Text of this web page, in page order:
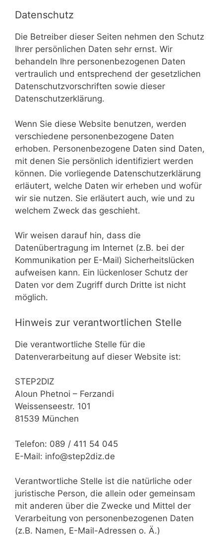
Datenschutz
Die Betreiber dieser Seiten nehmen den Schutz
Ihrer persönlichen Daten sehr ernst. Wir
behandeln Ihre personenbezogenen Daten
vertraulich und entsprechend der gesetzlichen
Datenschutzvorschriften sowie dieser
Datenschutzerklärung.
Wenn Sie diese Website benutzen, werden
verschiedene personenbezogene Daten
erhoben. Personenbezogene Daten sind Daten,
mit denen Sie persönlich identifiziert werden
können. Die vorliegende Datenschutzerklärung
erläutert, welche Daten wir erheben und wofür
wir sie nutzen. Sie erläutert auch, wie und zu
welchem Zweck das geschieht.
Wir weisen darauf hin, dass die
Datenübertragung im Internet (z.B. bei der
Kommunikation per E-Mail) Sicherheitslücken
aufweisen kann. Ein lückenloser Schutz der
Daten vor dem Zugriff durch Dritte ist nicht
möglich.
Hinweis zur verantwortlichen Stelle
Die verantwortliche Stelle für die
Datenverarbeitung auf dieser Website ist:
STEP2DIZ
Aloun Phetnoi – Ferzandi
Weissenseestr. 101
81539 München
Telefon: 089 / 411 54 045
E-Mail: info@step2diz.de
Verantwortliche Stelle ist die natürliche oder
juristische Person, die allein oder gemeinsam
mit anderen über die Zwecke und Mittel der
Verarbeitung von personenbezogenen Daten
(z.B. Namen, E-Mail-Adressen o. Ä.)